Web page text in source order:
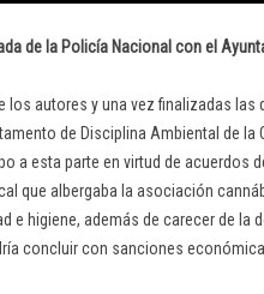
de la Policía Nacional con el
los autores y una vez finalizadas
de Disciplina Ambiental de
a esta parte en virtud de
que albergaba la asociación
e higiene, además de carecer de
concluir con sanciones